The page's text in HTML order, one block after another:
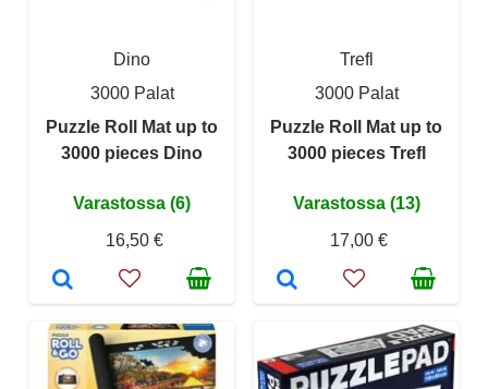
Dino
3000 Palat
Puzzle Roll Mat up to
3000 pieces Dino
Varastossa (6)
16,50 €
Trefl
3000 Palat
Puzzle Roll Mat up to
3000 pieces Trefl
Varastossa (13)
17,00 €